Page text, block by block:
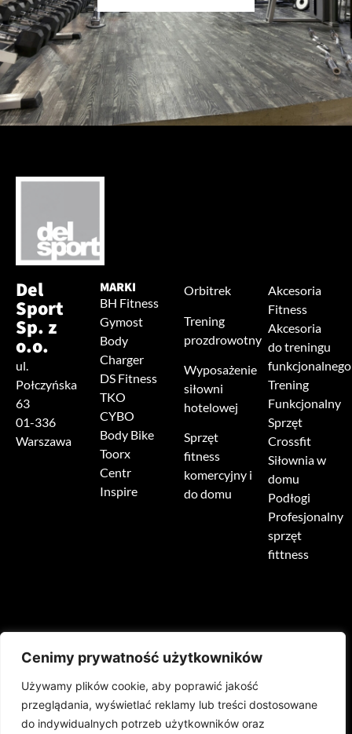
Cenimy prywatność użytkowników
Używamy plików cookie, aby poprawić jakość
przeglądania, wyświetlać reklamy lub treści dostosowane
do indywidualnych potrzeb użytkowników oraz
Del
Sport
Sp. z
o.o.
ul.
Połczyńska
63
01-336
Warszawa
MARKI
BH Fitness
Gymost
Body
Charger
DS Fitness
TKO
CYBO
Body Bike
Toorx
Centr
Inspire
Orbitrek
Trening
prozdrowotny
Wyposażenie
siłowni
hotelowej
Sprzęt
fitness
komercyjny i
do domu
Akcesoria
Fitness
Akcesoria
do treningu
funkcjonalnego
Trening
Funkcjonalny
Sprzęt
Crossfit
Siłownia w
domu
Podłogi
Profesjonalny
sprzęt
fittness
HOME O NAS PRODUKTY REALIZACJE
PODŁOGI SPORTOWE AKTUALNOŚCI MARKI